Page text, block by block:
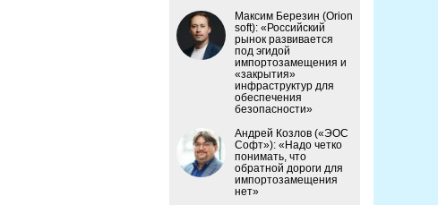
Максим Березин (Orion
soft): «Российский
рынок развивается
под эгидой
импортозамещения и
«закрытия»
инфраструктур для
обеспечения
безопасности»
Андрей Козлов («ЭОС
Софт»): «Надо четко
понимать, что
обратной дороги для
импортозамещения
нет»